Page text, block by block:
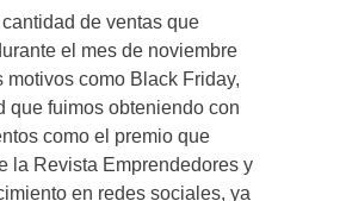
de ventas que
el mes de noviembre
motivos como Black Friday,
que fuimos obteniendo con
como el premio que
la Revista Emprendedores y
en redes sociales, ya